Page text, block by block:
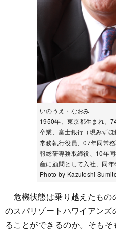
いのうえ・なおみ
1950年、東京都生まれ。
卒業、富士銀行（現みず
常務執行役員、07年同常
報総研専務取締役、10年
産に顧問として入社、同年
Photo by Kazutoshi
危機状態は乗り越えたもの
のスパリゾートハワイアン
ることができるのか。そも